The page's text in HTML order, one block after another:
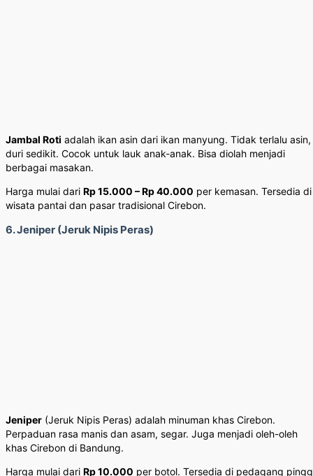
Jambal Roti adalah ikan asin dari ikan manyung. Tidak terlalu asin,
duri sedikit. Cocok untuk lauk anak-anak. Bisa diolah menjadi
berbagai masakan.
Harga mulai dari Rp 15.000 – Rp 40.000 per kemasan. Tersedia di
wisata pantai dan pasar tradisional Cirebon.
6. Jeniper (Jeruk Nipis Peras)
Jeniper (Jeruk Nipis Peras) adalah minuman khas Cirebon.
Perpaduan rasa manis dan asam, segar. Juga menjadi oleh-oleh
khas Cirebon di Bandung.
Harga mulai dari Rp 10.000 per botol. Tersedia di pedagang